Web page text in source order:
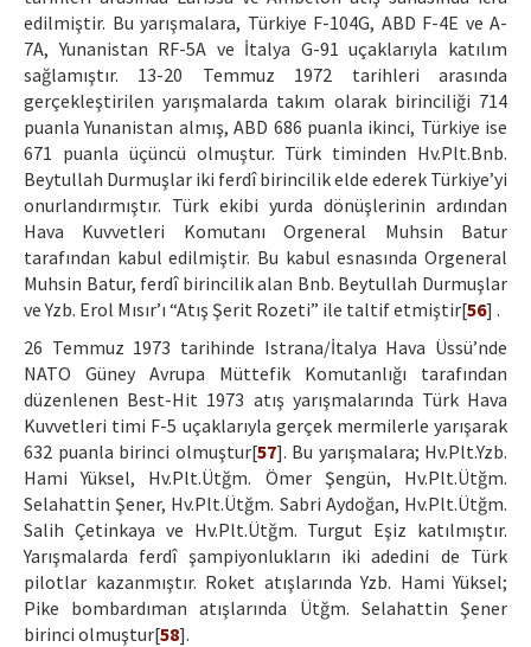
edilmiştir. Bu yarışmalara, Türkiye F-104G, ABD F-4E ve A-
7A, Yunanistan RF-5A ve İtalya G-91 uçaklarıyla katılım
sağlamıştır. 13-20 Temmuz 1972 tarihleri arasında
gerçekleştirilen yarışmalarda takım olarak birinciliği 714
puanla Yunanistan almış, ABD 686 puanla ikinci, Türkiye ise
671 puanla üçüncü olmuştur. Türk timinden Hv.Plt.Bnb.
Beytullah Durmuşlar iki ferdî birincilik elde ederek Türkiye’yi
onurlandırmıştır. Türk ekibi yurda dönüşlerinin ardından
Hava Kuvvetleri Komutanı Orgeneral Muhsin Batur
tarafından kabul edilmiştir. Bu kabul esnasında Orgeneral
Muhsin Batur, ferdî birincilik alan Bnb. Beytullah Durmuşlar
ve Yzb. Erol Mısır’ı “Atış Şerit Rozeti” ile taltif etmiştir[56] .
26 Temmuz 1973 tarihinde Istrana/İtalya Hava Üssü’nde
NATO Güney Avrupa Müttefik Komutanlığı tarafından
düzenlenen Best-Hit 1973 atış yarışmalarında Türk Hava
Kuvvetleri timi F-5 uçaklarıyla gerçek mermilerle yarışarak
632 puanla birinci olmuştur[57]. Bu yarışmalara; Hv.Plt.Yzb.
Hami Yüksel, Hv.Plt.Ütğm. Ömer Şengün, Hv.Plt.Ütğm.
Selahattin Şener, Hv.Plt.Ütğm. Sabri Aydoğan, Hv.Plt.Ütğm.
Salih Çetinkaya ve Hv.Plt.Ütğm. Turgut Eşiz katılmıştır.
Yarışmalarda ferdî şampiyonlukların iki adedini de Türk
pilotlar kazanmıştır. Roket atışlarında Yzb. Hami Yüksel;
Pike bombardıman atışlarında Ütğm. Selahattin Şener
birinci olmuştur[58].